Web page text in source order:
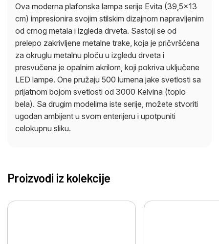
Ova moderna plafonska lampa serije Evita (39,5×13
cm) impresionira svojim stilskim dizajnom napravljenim
od crnog metala i izgleda drveta. Sastoji se od
prelepo zakrivljene metalne trake, koja je pričvršćena
za okruglu metalnu ploču u izgledu drveta i
presvučena je opalnim akrilom, koji pokriva uključene
LED lampe. One pružaju 500 lumena jake svetlosti sa
prijatnom bojom svetlosti od 3000 Kelvina (toplo
bela). Sa drugim modelima iste serije, možete stvoriti
ugodan ambijent u svom enterijeru i upotpuniti
celokupnu sliku.
Proizvodi iz kolekcije